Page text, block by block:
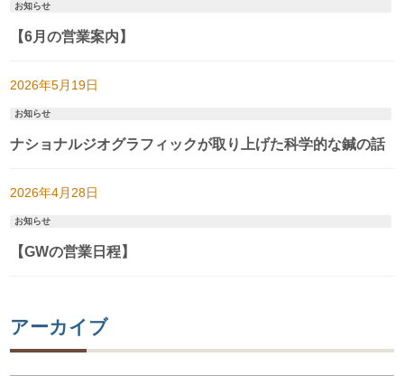
お知らせ
【6月の営業案内】
2026年5月19日
お知らせ
ナショナルジオグラフィックが取り上げた科学的な鍼の話
2026年4月28日
お知らせ
【GWの営業日程】
アーカイブ